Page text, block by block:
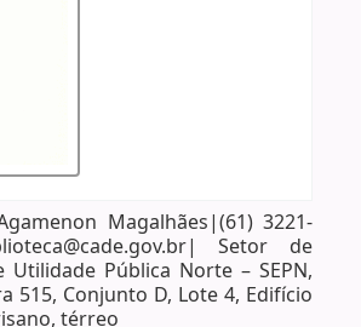
Magalhães|(61) 3221-
Setor de
Utilidade Pública Norte – SEPN,
515, Conjunto D, Lote 4, Edifício
térreo